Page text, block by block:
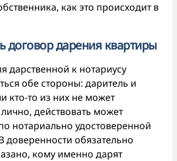
как это происходит в
договор дарения квартиры
дарственной к нотариусу
обе стороны: даритель и
кто-то из них не может
лично, действовать может
нотариально удостоверенной
доверенности обязательно
кому именно дарят